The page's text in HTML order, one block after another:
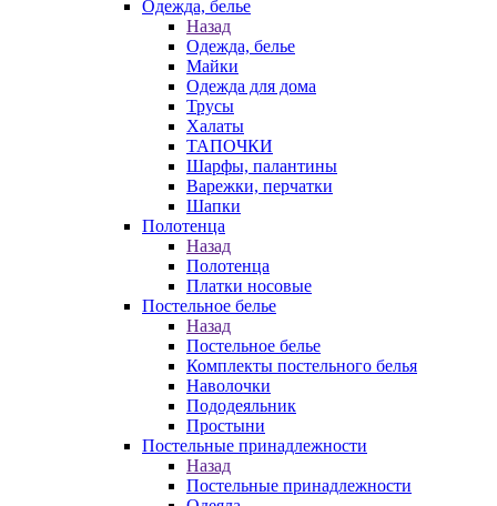
Одежда, белье
Назад
Одежда, белье
Майки
Одежда для дома
Трусы
Халаты
ТАПОЧКИ
Шарфы, палантины
Варежки, перчатки
Шапки
Полотенца
Назад
Полотенца
Платки носовые
Постельное белье
Назад
Постельное белье
Комплекты постельного белья
Наволочки
Пододеяльник
Простыни
Постельные принадлежности
Назад
Постельные принадлежности